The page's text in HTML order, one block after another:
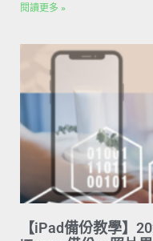
閱讀更多 »
【iPad備份教學】